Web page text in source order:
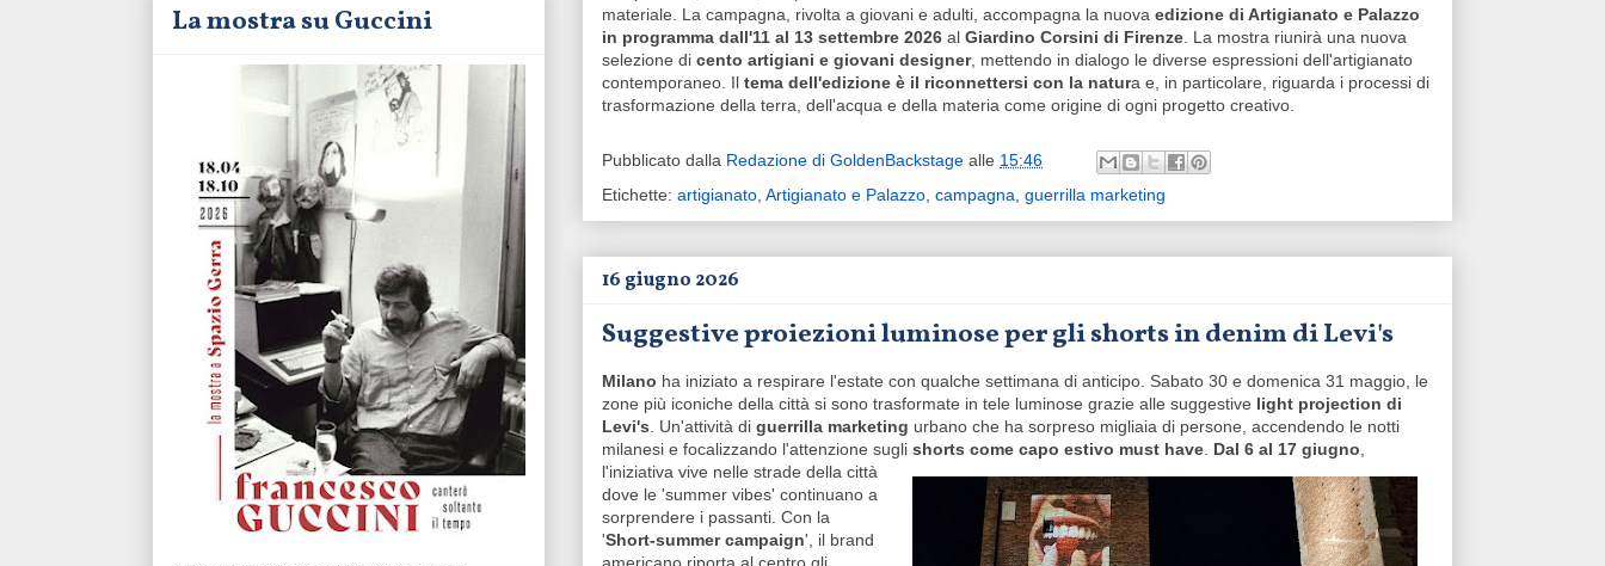
materiale. La campagna, rivolta a giovani e adulti, accompagna la nuova edizione di Artigianato e Palazzo
in programma dall'11 al 13 settembre 2026 al Giardino Corsini di Firenze. La mostra riunirà una nuova
selezione di cento artigiani e giovani designer, mettendo in dialogo le diverse espressioni dell'artigianato
contemporaneo. Il tema dell'edizione è il riconnettersi con la natura e, in particolare, riguarda i processi di
trasformazione della terra, dell'acqua e della materia come origine di ogni progetto creativo.
Pubblicato dalla Redazione di GoldenBackstage alle 15:46
Etichette: artigianato, Artigianato e Palazzo, campagna, guerrilla marketing
16 giugno 2026
Suggestive proiezioni luminose per gli shorts in denim di Levi's
Milano ha iniziato a respirare l'estate con qualche settimana di anticipo. Sabato 30 e domenica 31 maggio, le
zone più iconiche della città si sono trasformate in tele luminose grazie alle suggestive light projection di
Levi's. Un'attività di guerrilla marketing urbano che ha sorpreso migliaia di persone, accendendo le notti
milanesi e focalizzando l'attenzione sugli shorts come capo estivo must have. Dal 6 al 17 giugno,
l'iniziativa vive nelle strade della città
dove le 'summer vibes' continuano a
sorprendere i passanti. Con la
'Short-summer campaign', il brand
La mostra su Guccini